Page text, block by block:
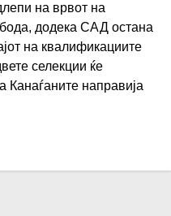
на врвот на
додека САД остана
на квалификациите
селекции ќе
Канаѓаните направија